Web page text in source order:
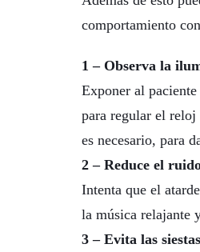
comportamiento
1 – Observa la
Exponer al
para regular el
es necesario, para
2 – Reduce el
Intenta que el
la música relajante
3 – Evita las